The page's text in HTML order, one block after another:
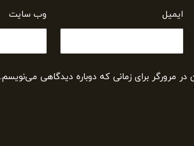
ایمیل وب‌ سایت
مرورگر برای زمانی که دوباره دیدگاهی می‌نویسم.